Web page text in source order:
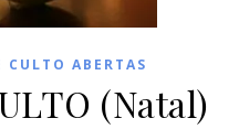
CULTO ABERTAS
(Natal)